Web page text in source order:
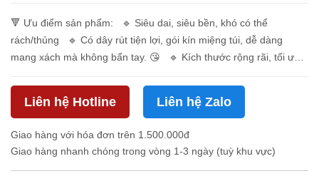
🔻 Ưu điểm sản phẩm: 🔹 Siêu dai, siêu bền, khó có thể
rách/thủng 🔹 Có dây rút tiện lợi, gói kín miệng túi, dễ dàng
mang xách mà không bẩn tay. 😘 🔹 Kích thước rộng rãi, tối ưu
Liên hệ Hotline Liên hệ Zalo
Giao hàng với hóa đơn trên 1.500.000đ
Giao hàng nhanh chóng trong vòng 1-3 ngày (tuỳ khu vực)